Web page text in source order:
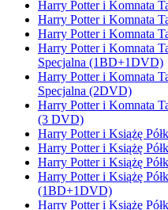
Harry Potter i Komnata
Harry Potter i Komnata
Harry Potter i Komnata
Harry Potter i Komnata
Specjalna (1BD+1DVD)
Harry Potter i Komnata
Specjalna (2DVD)
Harry Potter i Komnata
(3 DVD)
Harry Potter i Książę
Harry Potter i Książę
Harry Potter i Książę
Harry Potter i Książę
(1BD+1DVD)
Harry Potter i Książę